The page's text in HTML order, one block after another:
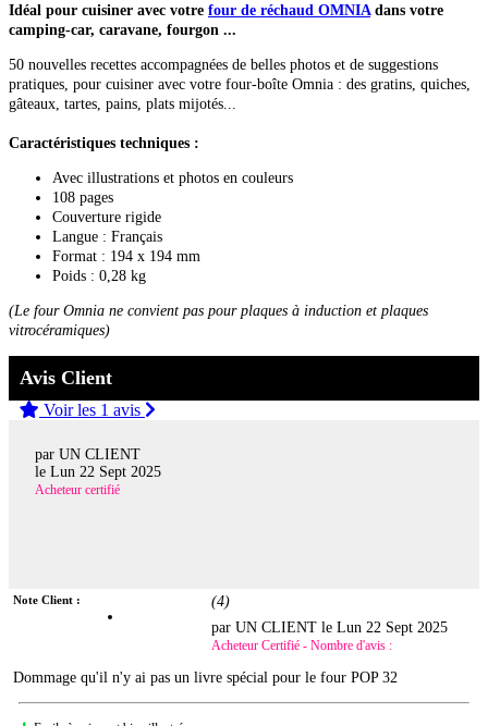
Idéal pour cuisiner avec votre four de réchaud OMNIA dans votre
camping-car, caravane, fourgon ...
50 nouvelles recettes accompagnées de belles photos et de suggestions
pratiques, pour cuisiner avec votre four-boîte Omnia : des gratins, quiches,
gâteaux, tartes, pains, plats mijotés...
Caractéristiques techniques :
Avec illustrations et photos en couleurs
108 pages
Couverture rigide
Langue : Français
Format : 194 x 194 mm
Poids : 0,28 kg
(Le four Omnia ne convient pas pour plaques à induction et plaques
vitrocéramiques)
Avis Client
Voir les 1 avis
par UN CLIENT
le Lun 22 Sept 2025
Acheteur certifié
Note Client : (4)
par UN CLIENT leLun 22 Sept 2025
Acheteur Certifié - Nombre d'avis :
Dommage qu'il n'y ai pas un livre spécial pour le four POP 32